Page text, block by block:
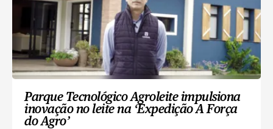
Parque Tecnológico Agroleite impulsiona
inovação no leite na ‘Expedição A Força
do Agro’